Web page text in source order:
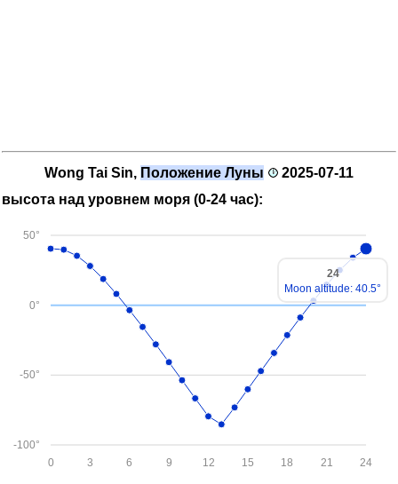
Wong Tai Sin, Положение Луны
2025-07-11
высота над уровнем моря (0-24 час):
-100°
-50°
0°
50°
24
21
18
15
12
9
6
3
0
24
Moon altitude: 40.5°